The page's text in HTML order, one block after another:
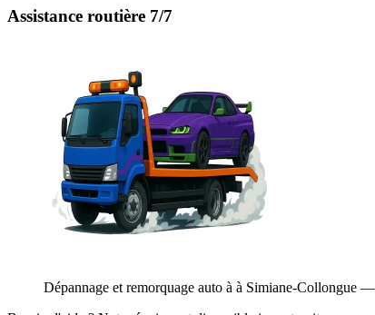
Assistance routière 7/7
Dépannage et remorquage auto à à Simiane-Collongue